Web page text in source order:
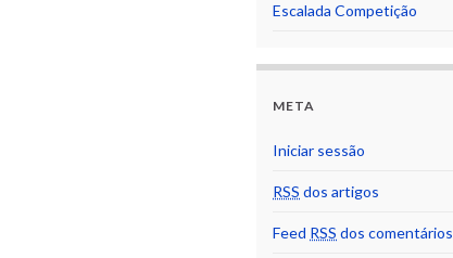
Escalada Competição
META
Iniciar sessão
RSS dos artigos
Feed RSS dos comentários